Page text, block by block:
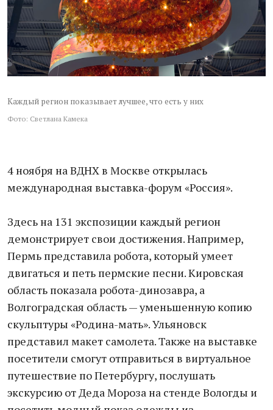
Каждый регион показывает лучшее, что есть у них
Фото: Светлана Камека
4 ноября на ВДНХ в Москве открылась
международная выставка-форум «Россия».
Здесь на 131 экспозиции каждый регион
демонстрирует свои достижения. Например,
Пермь представила робота, который умеет
двигаться и петь пермские песни. Кировская
область показала робота-динозавра, а
Волгоградская область — уменьшенную копию
скульптуры «Родина-мать». Ульяновск
представил макет самолета. Также на выставке
посетители смогут отправиться в виртуальное
путешествие по Петербургу, послушать
экскурсию от Деда Мороза на стенде Вологды и